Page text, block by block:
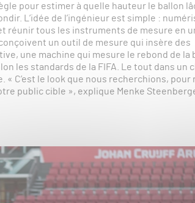
pour estimer à quelle hauteur le ballon
L’idée de l’ingénieur est simple :
réunir tous les instruments de mesure en
un outil de mesure qui insère des
une machine qui mesure le rebond de la
les standards de la FIFA. Le tout dans un
« C’est le look que nous recherchions, pour
public cible », explique Menke